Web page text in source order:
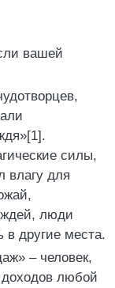
вашей
силы,
влагу для
люди
другие места.
– человек,
доходов любой